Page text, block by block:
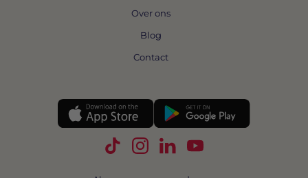
Over ons
Blog
Contact
Volg Swipe4Work op TikTok
Volg Swipe4Work op
Volg Swipe4Work op
Volg Swipe4Work